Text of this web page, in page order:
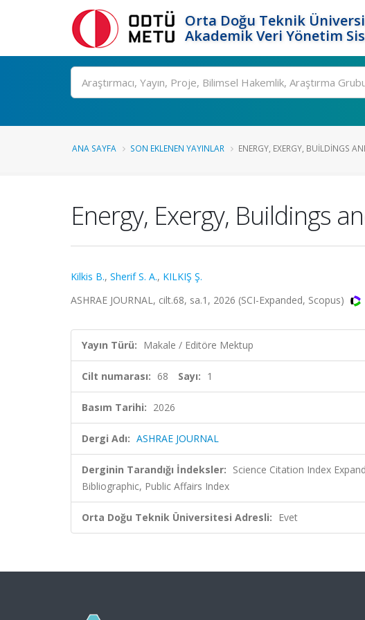
Orta Doğu Teknik
Akademik Veri Yönetim
Ara
ANA SAYFA SON EKLENEN YAYINLAR ENERGY, EXERGY, BUILDINGS
Energy, Exergy, Buildings
Kilkis B., Sherif S. A., KILKIŞ Ş.
ASHRAE JOURNAL, cilt.68, sa.1, 2026 (SCI-Expanded, Scopus)
Yayın Türü: Makale / Editöre Mektup
Cilt numarası: 68 Sayı: 1
Basım Tarihi: 2026
Dergi Adı: ASHRAE JOURNAL
Derginin Tarandığı İndeksler: Science Citation Index
Bibliographic, Public Affairs Index
Orta Doğu Teknik Üniversitesi Adresli: Evet